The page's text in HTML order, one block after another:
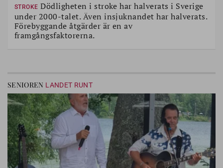
STROKE Dödligheten i stroke har halverats i Sverige
under 2000-talet. Även insjuknandet har halverats.
Förebyggande åtgärder är en av
framgångsfaktorerna.
SENIOREN LANDET RUNT